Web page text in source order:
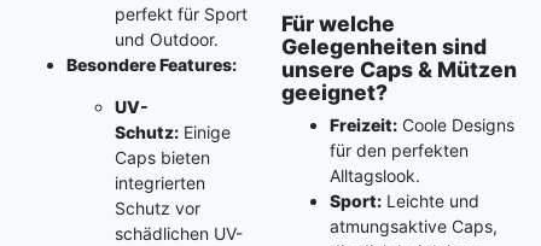
perfekt für Sport
und Outdoor.
Besondere Features:
UV-
Schutz: Einige
Caps bieten
integrierten
Schutz vor
schädlichen UV-
Für welche
Gelegenheiten sind
unsere Caps & Mützen
geeignet?
Freizeit:Coole Designs
für den perfekten
Alltagslook.
Sport:Leichte und
atmungsaktive Caps,